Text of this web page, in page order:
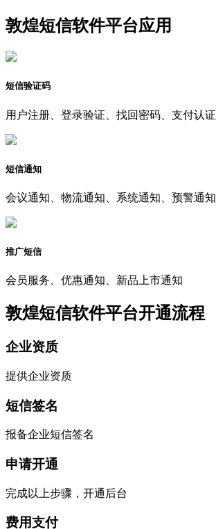
敦煌短信软件平台应用
短信验证码
用户注册、登录验证、找回密码、支付认证
短信通知
会议通知、物流通知、系统通知、预警通知
推广短信
会员服务、优惠通知、新品上市通知
敦煌短信软件平台开通流程
企业资质
提供企业资质
短信签名
报备企业短信签名
申请开通
完成以上步骤，开通后台
费用支付